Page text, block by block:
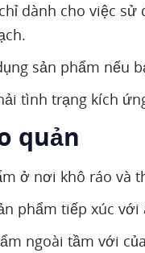
dành cho việc
sản phẩm nếu
tình trạng kích
quản
ở nơi khô ráo và
phẩm tiếp xúc
ngoài tầm với